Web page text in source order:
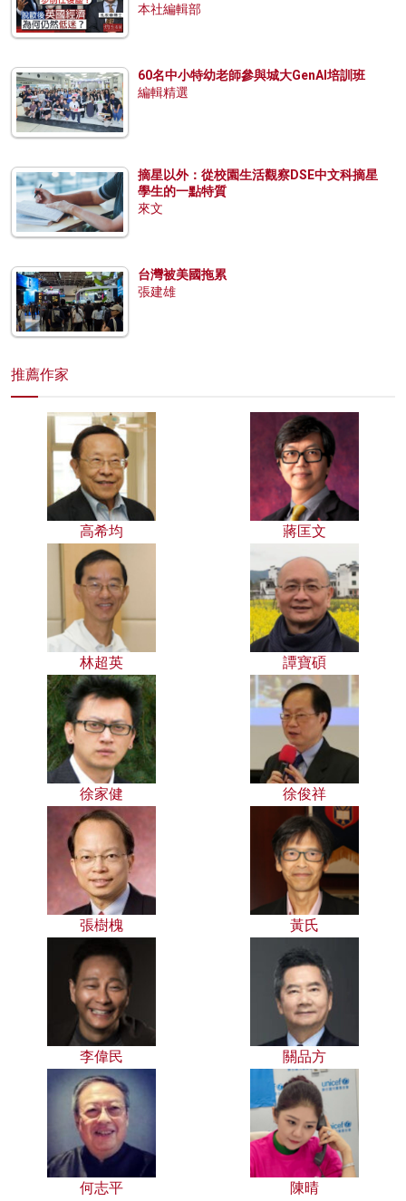
本社編輯部
60名中小特幼老師參與城大GenAI培訓班
編輯精選
摘星以外：從校園生活觀察DSE中文科摘星
學生的一點特質
來文
台灣被美國拖累
張建雄
推薦作家
高希均 蔣匡文
林超英 譚寶碩
徐家健 徐俊祥
張樹槐 黃氏
李偉民 關品方
何志平 陳晴